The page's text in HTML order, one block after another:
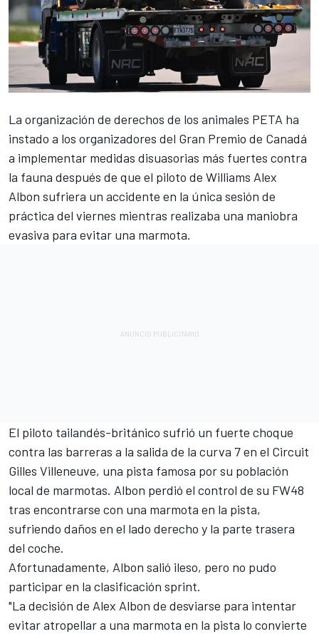
La organización de derechos de los animales PETA ha
instado a los organizadores del Gran Premio de Canadá
a implementar medidas disuasorias más fuertes contra
la fauna después de que el piloto de Williams Alex
Albon sufriera un accidente en la única sesión de
práctica del viernes mientras realizaba una maniobra
evasiva para evitar una marmota.
El piloto tailandés-británico sufrió un fuerte choque
contra las barreras a la salida de la curva 7 en el Circuit
Gilles Villeneuve, una pista famosa por su población
local de marmotas. Albon perdió el control de su FW48
tras encontrarse con una marmota en la pista,
sufriendo daños en el lado derecho y la parte trasera
del coche.
Afortunadamente, Albon salió ileso, pero no pudo
participar en la clasificación sprint.
"La decisión de Alex Albon de desviarse para intentar
evitar atropellar a una marmota en la pista lo convierte